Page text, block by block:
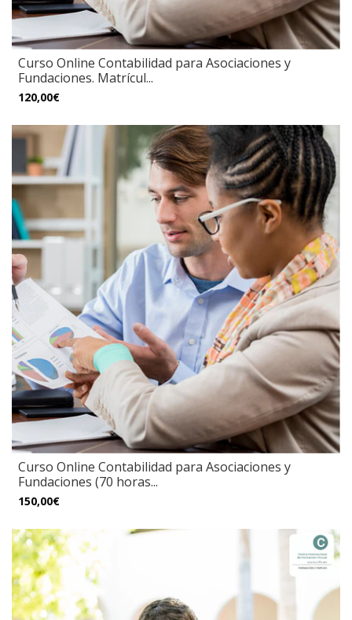
Curso Online Contabilidad para Asociaciones y
Fundaciones. Matrícul...
120,00€
Curso Online Contabilidad para Asociaciones y
Fundaciones (70 horas...
150,00€